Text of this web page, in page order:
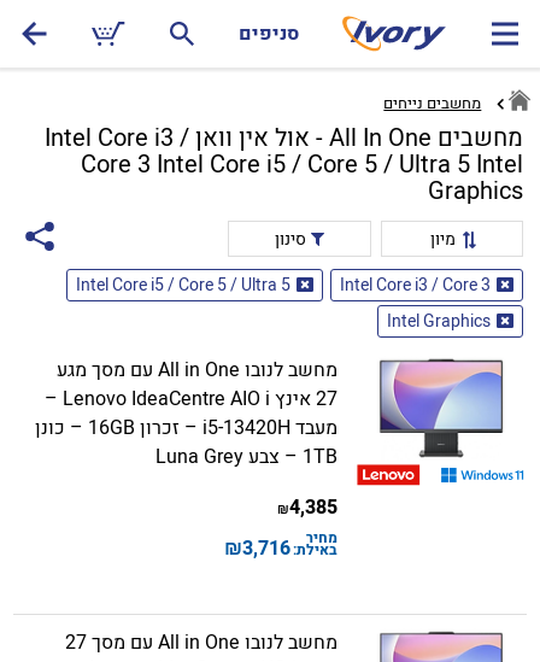
סניפים
מחשבים נייחים
מחשבים All In One - אול אין וואן Intel Core i3 /
Core 3 Intel Core i5 / Core 5 / Ultra 5 Intel
Graphics
מיון
סינון
Intel Core i3 / Core 3
Intel Core i5 / Core 5 / Ultra 5
Intel Graphics
מחשב לנובו All in One עם מסך מגע
27 אינץ Lenovo IdeaCentre AIO i –
מעבד i5-13420H – זכרון 16GB – כונן
1TB – צבע Luna Grey
4,385
₪
מחיר
באילת:3,716
₪
מחשב לנובו All in One עם מסך 27